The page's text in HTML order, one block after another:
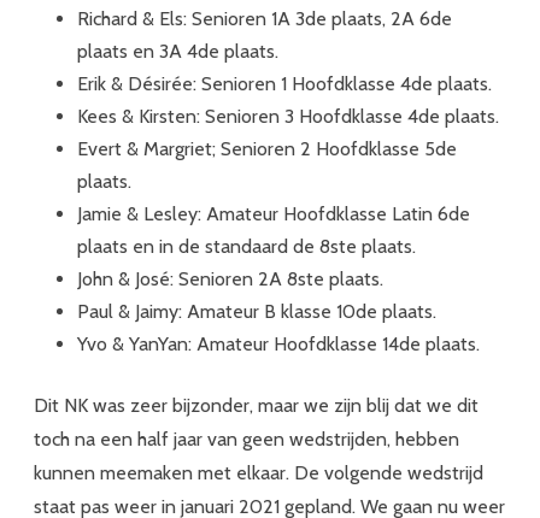
Richard & Els: Senioren 1A 3de plaats, 2A 6de
plaats en 3A 4de plaats.
Erik & Désirée: Senioren 1 Hoofdklasse 4de plaats.
Kees & Kirsten: Senioren 3 Hoofdklasse 4de plaats.
Evert & Margriet; Senioren 2 Hoofdklasse 5de
plaats.
Jamie & Lesley: Amateur Hoofdklasse Latin 6de
plaats en in de standaard de 8ste plaats.
John & José: Senioren 2A 8ste plaats.
Paul & Jaimy: Amateur B klasse 10de plaats.
Yvo & YanYan: Amateur Hoofdklasse 14de plaats.
Dit NK was zeer bijzonder, maar we zijn blij dat we dit
toch na een half jaar van geen wedstrijden, hebben
kunnen meemaken met elkaar. De volgende wedstrijd
staat pas weer in januari 2021 gepland. We gaan nu weer